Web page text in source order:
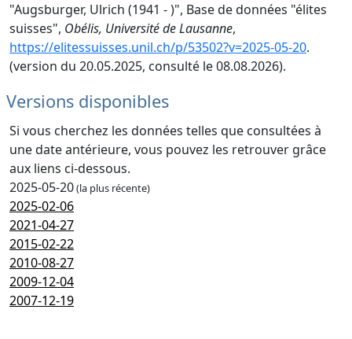
"Augsburger, Ulrich (1941 - )", Base de données "élites
suisses", Obélis, Université de Lausanne,
https://elitessuisses.unil.ch/p/53502?v=2025-05-20.
(version du 20.05.2025, consulté le 08.08.2026).
Versions disponibles
Si vous cherchez les données telles que consultées à
une date antérieure, vous pouvez les retrouver grâce
aux liens ci-dessous.
2025-05-20(la plus récente)
2025-02-06
2021-04-27
2015-02-22
2010-08-27
2009-12-04
2007-12-19